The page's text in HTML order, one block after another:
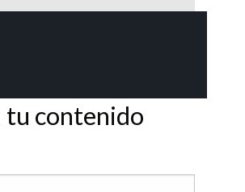
tu contenido